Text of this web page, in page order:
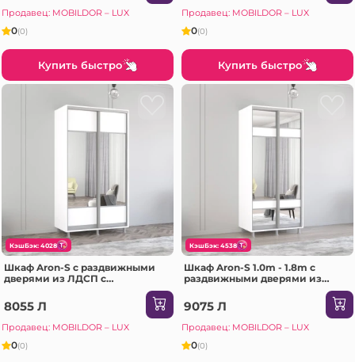
Продавец: MOBILDOR – LUX
0(0)
Купить быстро
Продавец: MOBILDOR – LUX
0(0)
Купить быстро
КэшБэк: 4028
Шкаф Aron-S с раздвижными
дверями из ЛДСП с
(110x60x240H см) Sonoma
8055 Л
Продавец: MOBILDOR – LUX
0(0)
КэшБэк: 4538
Шкаф Aron-S 1.0m - 1.8m с
раздвижными дверями из
(160x60x220H см) Сонома
9075 Л
Продавец: MOBILDOR – LUX
0(0)